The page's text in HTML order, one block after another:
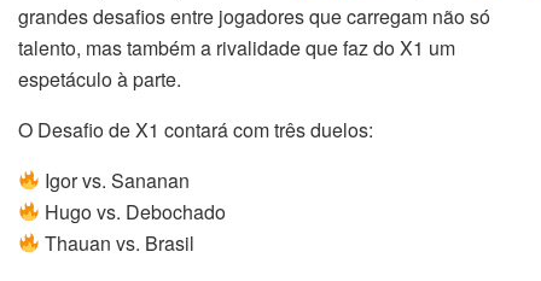
grandes desafios entre jogadores que carregam não só
talento, mas também a rivalidade que faz do X1 um
espetáculo à parte.
O Desafio de X1 contará com três duelos:
Igor vs. Sananan
Hugo vs. Debochado
Thauan vs. Brasil